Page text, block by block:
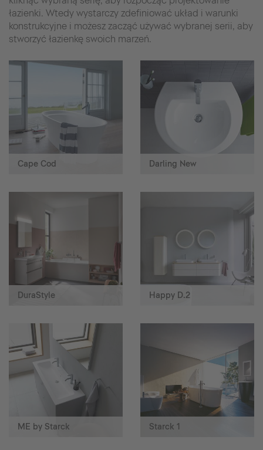
łazienki. Wtedy wystarczy zdefiniować układ i warunki
konstrukcyjne i możesz zacząć używać wybranej serii, aby
stworzyć łazienkę swoich marzeń.
Cape Cod Darling New
DuraStyle Happy D.2
ME by Starck Starck 1